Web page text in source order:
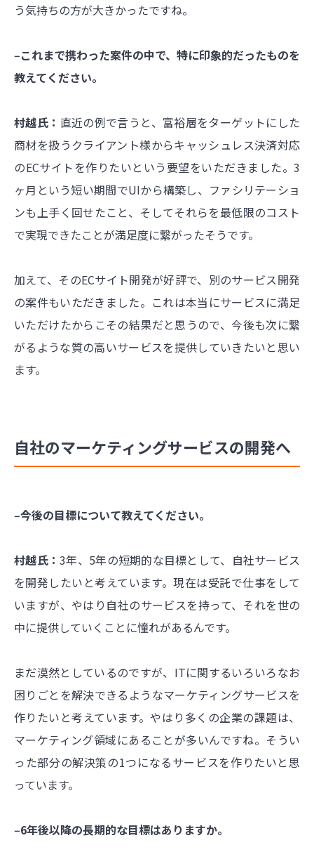
う気持ちの方が大きかったですね。
‒これまで携わった案件の中で、特に印象的だったものを
教えてください。
村越氏： 直近の例で言うと、富裕層をターゲットにした
商材を扱うクライアント様からキャッシュレス決済対応
のECサイトを作りたいという要望をいただきました。3
ヶ月という短い期間でUIから構築し、ファシリテーショ
ンも上手く回せたこと、そしてそれらを最低限のコスト
で実現できたことが満足度に繋がったそうです。
加えて、そのECサイト開発が好評で、別のサービス開発
の案件もいただきました。これは本当にサービスに満足
いただけたからこその結果だと思うので、今後も次に繋
がるような質の高いサービスを提供していきたいと思い
ます。
自社のマーケティングサービスの開発へ
‒今後の目標について教えてください。
村越氏：3年、5年の短期的な目標として、自社サービス
を開発したいと考えています。現在は受託で仕事をして
いますが、やはり自社のサービスを持って、それを世の
中に提供していくことに憧れがあるんです。
まだ漠然としているのですが、ITに関するいろいろなお
困りごとを解決できるようなマーケティングサービスを
作りたいと考えています。やはり多くの企業の課題は、
マーケティング領域にあることが多いんですね。そうい
った部分の解決策の1つになるサービスを作りたいと思
っています。
‒6年後以降の長期的な目標はありますか。